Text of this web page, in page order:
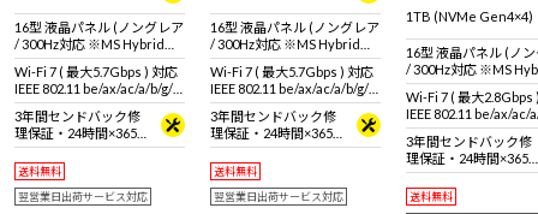
16型 液晶パネル (ノングレア
/ 300Hz対応 ※MS Hybrid時
は240Hzで駆動 / sRGB比
100%対応)
Wi-Fi 7 ( 最大5.7Gbps ) 対応
IEEE 802.11 be/ax/ac/a/b/g/n
準拠 ＋ Bluetooth 5内蔵
3年間センドバック修
理保証・24時間×365
日電話サポート
送料無料
翌営業日出荷サービス対応
16型 液晶パネル (ノングレア
/ 300Hz対応 ※MS Hybrid時
は240Hzで駆動 / sRGB比
100%対応)
Wi-Fi 7 ( 最大5.7Gbps ) 対応
IEEE 802.11 be/ax/ac/a/b/g/n
準拠 ＋ Bluetooth 5内蔵
3年間センドバック修
理保証・24時間×365
日電話サポート
送料無料
翌営業日出荷サービス対応
1TB (NVMe Gen4×4)
16型 液晶パネル (ノ
/ 300Hz対応 ※MS
は240Hzで駆動 /
100%対応)
Wi-Fi 7 ( 最大2.8Gbps
IEEE 802.11 be/ax/ac/
準拠 ＋ Bluetooth 5内
3年間センドバック修
理保証・24時間×365
日電話サポート
送料無料